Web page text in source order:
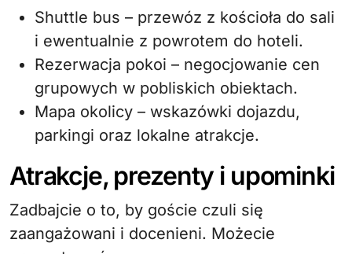
Shuttle bus – przewóz z kościoła do sali
i ewentualnie z powrotem do hoteli.
Rezerwacja pokoi – negocjowanie cen
grupowych w pobliskich obiektach.
Mapa okolicy – wskazówki dojazdu,
parkingi oraz lokalne atrakcje.
Atrakcje, prezenty i upominki
Zadbajcie o to, by goście czuli się
zaangażowani i docenieni. Możecie